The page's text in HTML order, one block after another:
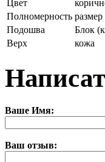
Цвет
Полномерность размер
Подошва
Блок
Верх
кожа
Ваше Имя:
Ваш отзыв: